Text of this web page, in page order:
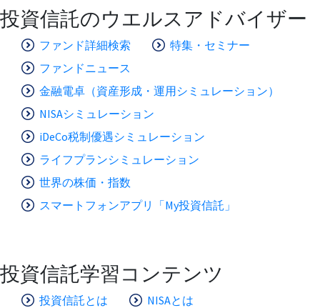
投資信託のウエルスアドバイザー
ファンド詳細検索
特集・セミナー
ファンドニュース
金融電卓（資産形成・運用シミュレーション）
NISAシミュレーション
iDeCo税制優遇シミュレーション
ライフプランシミュレーション
世界の株価・指数
スマートフォンアプリ「My投資信託」
投資信託学習コンテンツ
投資信託とは NISAとは